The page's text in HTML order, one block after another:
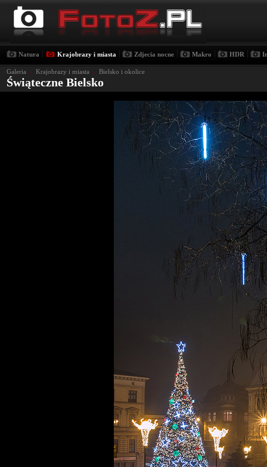
Natura Krajobrazy i miasta Zdjecia nocne Makro HDR
Galeria › Krajobrazy i miasta › Bielsko i okolice
Świąteczne Bielsko